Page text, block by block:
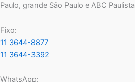
Paulo, grande São Paulo e ABC Paulista
Fixo:
11 3644-8877
11 3644-3392
WhatsApp: